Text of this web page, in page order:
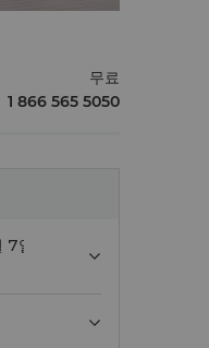
무료
1 866 565 5050